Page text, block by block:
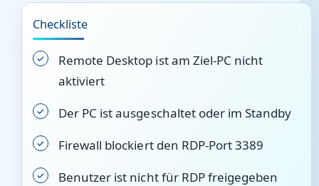
Checkliste
Remote Desktop ist am Ziel-PC nicht
aktiviert
Der PC ist ausgeschaltet oder im Standby
Firewall blockiert den RDP-Port 3389
Benutzer ist nicht für RDP freigegeben